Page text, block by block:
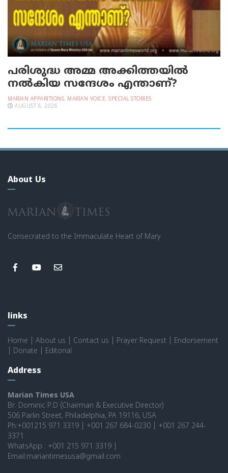
പരിശുദ്ധ അമ്മ അക്കിത്തയില്‍
നല്‍കിയ സന്ദേശം എന്താണ്?
MARIAN APPARITIONS, MARIAN VOICE, SPECIAL STORIES
AUGUST 6, 2026
About Us
Consecrated to the Immaculate Heart of Mary
links
Home About us Contact us Prayer Request
Endorsement
Donate Editorial
Address
Marian Times USA
Br. Dominic P.D (Chairman & Executive Director)
506 Parlin Street, Philadelphia, PA 19116, USA
Ph:+001215 971 3319 | +001 267 684-0230 | +001 267 244-
3371
WhatsApp : +001 215 971 3319 |
Email:mariantimesusa@gmail.com